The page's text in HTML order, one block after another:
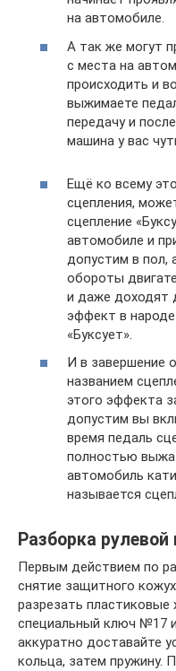
на автомобиле.
А так же могут
с места на
происходить и
выжимаете
передачу и
машина у вас
Ещё ко всему
сцепления,
сцепление
автомобиле и
допустим в пол,
обороты
и даже доходят
эффект в
«Буксует».
И в завершение
названием
этого эффекта
допустим вы
время педаль
полностью
автомобиль
называется
Разборка рулевой
Первым действием по
снятие защитного
разрезать
специальный ключ №17 и
аккуратно доставайте
кольца, затем пружину.